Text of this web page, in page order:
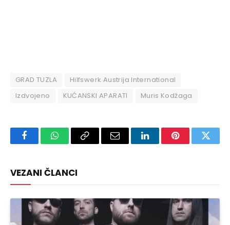
GRAD TUZLA
Hilfswerk Austrija International
Izdvojeno
KUĆANSKI APARATI Muris Kodžaga
FacebookWhatsAppCopy
Email LinkedInPinterest
VEZANI ČLANCI